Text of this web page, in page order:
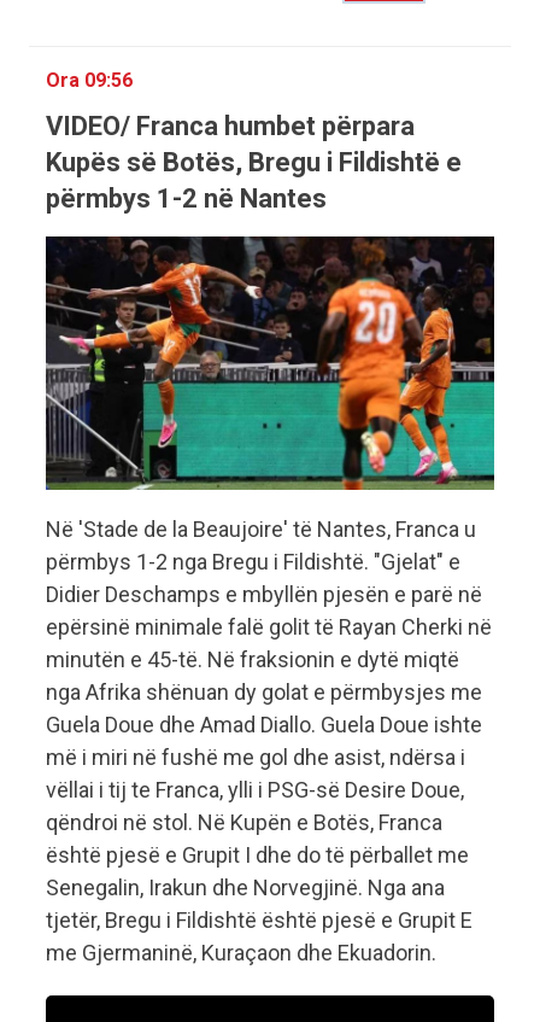
Ora 09:56
VIDEO/ Franca humbet përpara
Kupës së Botës, Bregu i Fildishtë e
përmbys 1-2 në Nantes
Në 'Stade de la Beaujoire' të Nantes, Franca u
përmbys 1-2 nga Bregu i Fildishtë. "Gjelat" e
Didier Deschamps e mbyllën pjesën e parë në
epërsinë minimale falë golit të Rayan Cherki në
minutën e 45-të. Në fraksionin e dytë miqtë
nga Afrika shënuan dy golat e përmbysjes me
Guela Doue dhe Amad Diallo. Guela Doue ishte
më i miri në fushë me gol dhe asist, ndërsa i
vëllai i tij te Franca, ylli i PSG-së Desire Doue,
qëndroi në stol. Në Kupën e Botës, Franca
është pjesë e Grupit I dhe do të përballet me
Senegalin, Irakun dhe Norvegjinë. Nga ana
tjetër, Bregu i Fildishtë është pjesë e Grupit E
me Gjermaninë, Kuraçaon dhe Ekuadorin.